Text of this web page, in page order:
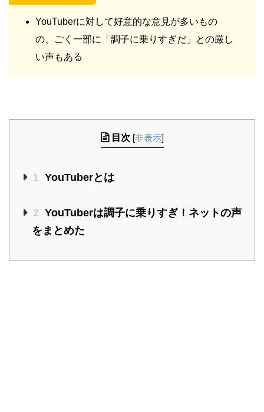
YouTuberに対して好意的な意見が多いもの
の、ごく一部に「調子に乗りすぎだ」との厳し
い声もある
目次 [非表示]
1 YouTuberとは
2 YouTuberは調子に乗りすぎ！ネットの声
をまとめた